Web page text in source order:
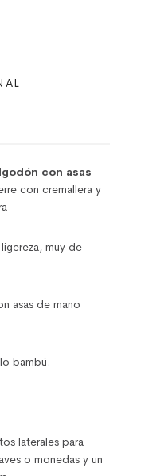
con asas
con cremallera y
muy de
asas de mano
bambú.
laterales para
o monedas y un